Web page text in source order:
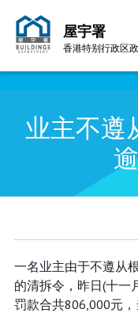
屋宇署
香港特别行政区
业主不遵
业主不遵从
万元
一名业主由于不遵从
的清拆令，昨日(十一
罚款合共806,000元